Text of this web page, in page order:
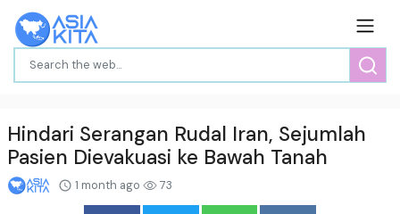
Hindari Serangan Rudal Iran, Sejumlah
Pasien Dievakuasi ke Bawah Tanah
1 month ago 73